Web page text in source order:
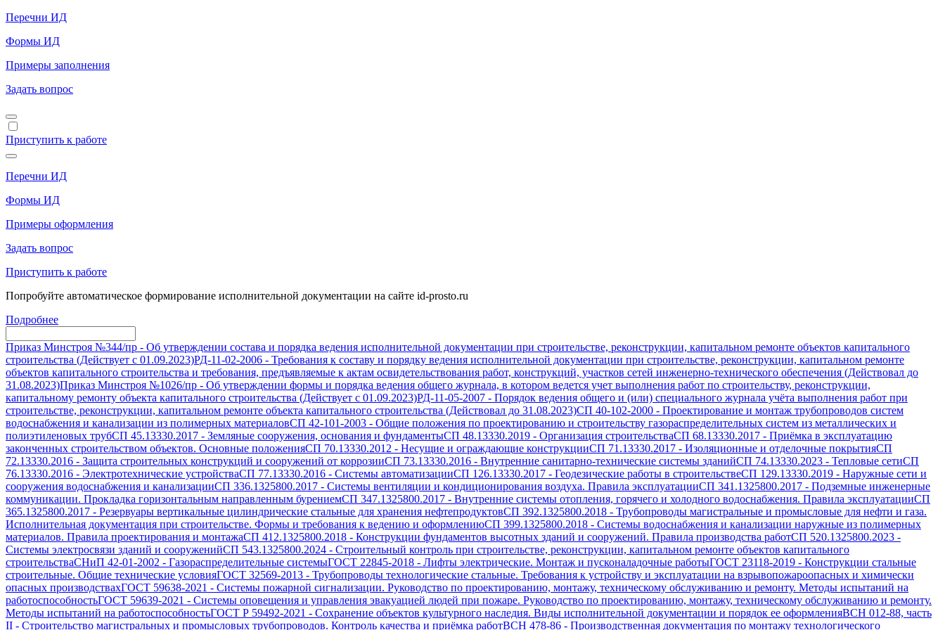
Перечни ИД
Формы ИД
Примеры заполнения
Задать вопрос
Приступить к работе
Перечни ИД
Формы ИД
Примеры оформления
Задать вопрос
Приступить к работе
Попробуйте автоматическое формирование исполнительной документации на сайте id-prosto.ru
Подробнее
Приказ Минстроя №344/пр - Об утверждении состава и порядка ведения исполнительной документации при строительстве, реконструкции, капитальном ремонте объектов капитального
строительства (Действует с 01.09.2023)РД-11-02-2006 - Требования к составу и порядку ведения исполнительной документации при строительстве, реконструкции, капитальном ремонте
объектов капитального строительства и требования, предъявляемые к актам освидетельствования работ, конструкций, участков сетей инженерно-технического обеспечения (Действовал до
31.08.2023)Приказ Минстроя №1026/пр - Об утверждении формы и порядка ведения общего журнала, в котором ведется учет выполнения работ по строительству, реконструкции,
капитальному ремонту объекта капитального строительства (Действует с 01.09.2023)РД-11-05-2007 - Порядок ведения общего и (или) специального журнала учёта выполнения работ при
строительстве, реконструкции, капитальном ремонте объекта капитального строительства (Действовал до 31.08.2023)СП 40-102-2000 - Проектирование и монтаж трубопроводов систем
водоснабжения и канализации из полимерных материаловСП 42-101-2003 - Общие положения по проектированию и строительству газораспределительных систем из металлических и
полиэтиленовых трубСП 45.13330.2017 - Земляные сооружения, основания и фундаментыСП 48.13330.2019 - Организация строительстваСП 68.13330.2017 - Приёмка в эксплуатацию
законченных строительством объектов. Основные положенияСП 70.13330.2012 - Несущие и ограждающие конструкцииСП 71.13330.2017 - Изоляционные и отделочные покрытияСП
72.13330.2016 - Защита строительных конструкций и сооружений от коррозииСП 73.13330.2016 - Внутренние санитарно-технические системы зданийСП 74.13330.2023 - Тепловые сетиСП
76.13330.2016 - Электротехнические устройстваСП 77.13330.2016 - Системы автоматизацииСП 126.13330.2017 - Геодезические работы в строительствеСП 129.13330.2019 - Наружные сети и
сооружения водоснабжения и канализацииСП 336.1325800.2017 - Системы вентиляции и кондиционирования воздуха. Правила эксплуатацииСП 341.1325800.2017 - Подземные инженерные
коммуникации. Прокладка горизонтальным направленным бурениемСП 347.1325800.2017 - Внутренние системы отопления, горячего и холодного водоснабжения. Правила эксплуатацииСП
365.1325800.2017 - Резервуары вертикальные цилиндрические стальные для хранения нефтепродуктовСП 392.1325800.2018 - Трубопроводы магистральные и промысловые для нефти и газа.
Исполнительная документация при строительстве. Формы и требования к ведению и оформлениюСП 399.1325800.2018 - Системы водоснабжения и канализации наружные из полимерных
материалов. Правила проектирования и монтажаСП 412.1325800.2018 - Конструкции фундаментов высотных зданий и сооружений. Правила производства работСП 520.1325800.2023 -
Системы электросвязи зданий и сооруженийСП 543.1325800.2024 - Строительный контроль при строительстве, реконструкции, капитальном ремонте объектов капитального
строительстваСНиП 42-01-2002 - Газораспределительные системыГОСТ 22845-2018 - Лифты электрические. Монтаж и пусконаладочные работыГОСТ 23118-2019 - Конструкции стальные
строительные. Общие технические условияГОСТ 32569-2013 - Трубопроводы технологические стальные. Требования к устройству и эксплуатации на взрывопожароопасных и химически
опасных производствахГОСТ 59638-2021 - Системы пожарной сигнализации. Руководство по проектированию, монтажу, техническому обслуживанию и ремонту. Методы испытаний на
работоспособностьГОСТ 59639-2021 - Системы оповещения и управления эвакуацией людей при пожаре. Руководство по проектированию, монтажу, техническому обслуживанию и ремонту.
Методы испытаний на работоспособностьГОСТ Р 59492-2021 - Сохранение объектов культурного наследия. Виды исполнительной документации и порядок ее оформленияВСН 012-88, часть
II - Строительство магистральных и промысловых трубопроводов. Контроль качества и приёмка работВСН 478-86 - Производственная документация по монтажу технологического